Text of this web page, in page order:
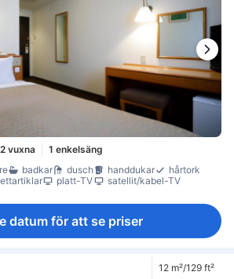
vuxna
1 enkelsäng
badkar dusch handdukar
hårtork
platt-TV
satellit/kabel-TV
datum för att se priser
12 m²/129 ft²